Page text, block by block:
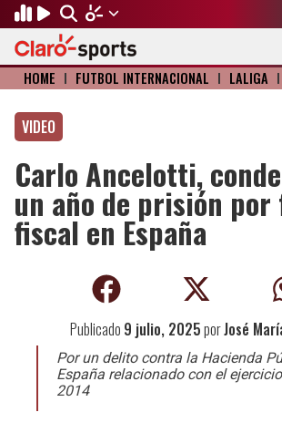
Regresar
FÚTBOL
Fútbol Internacional
Mundial de Clubes
Fútbol de Estufa
Fútbol Femenil
Regresar
MOTOR
Formula 1
NASCAR
Regresar
BÉISBOL
Mexicano
MLB
Regresar
OLÍMPICOS
Olympic Channel
Paris 2024
Juegos Paralímpicos
Regresar
OTROS DEPORTES
Básquetbol
Fútbol Americano
Regresar
ACTUALIDAD
Música
Cine y TV
HOME I FÚTBOL INTERNACIONAL I LALIGA I
VIDEO
Carlo Ancelotti,
un año de prisión por
fiscal en España
Publicado 9 julio, 2025porJosé
Por un delito contra la Hacienda
España relacionado con el
2014